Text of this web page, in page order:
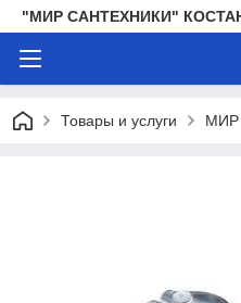
"МИР САНТЕХНИКИ"
Товары и услуги МИР